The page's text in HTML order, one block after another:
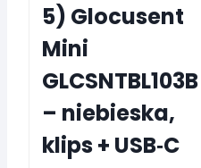
5) Glocusent
Mini
GLCSNTBL103B
– niebieska,
klips + USB‑C